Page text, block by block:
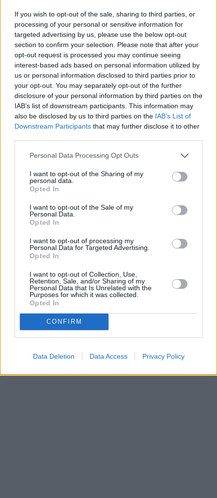
If you wish to opt-out of the sale, sharing to third parties, or
processing of your personal or sensitive information for
targeted advertising by us, please use the below opt-out
section to confirm your selection. Please note that after your
opt-out request is processed you may continue seeing
interest-based ads based on personal information utilized by
us or personal information disclosed to third parties prior to
your opt-out. You may separately opt-out of the further
disclosure of your personal information by third parties on the
IAB’s list of downstream participants. This information may
also be disclosed by us to third parties on the IAB’s List of
Downstream Participants that may further disclose it to other
Personal Data Processing Opt Outs
I want to opt-out of the Sharing of my
personal data.
Opted In
I want to opt-out of the Sale of my
Personal Data.
Opted In
I want to opt-out of processing my
Personal Data for Targeted Advertising.
Opted In
I want to opt-out of Collection, Use,
Retention, Sale, and/or Sharing of my
Personal Data that Is Unrelated with the
Purposes for which it was collected.
Opted In
CONFIRM
Data Deletion Data Access Privacy Policy
Comida en un restaurante
barato
$5,04
Comida en un restaurante barato para 1 persona en Busan.
Comida en un restaurante
medio
$16,20
Comida en un restaurante medio para 1 persona en Busan.
Capuccino $2,94
Refresco o agua
Cerveza (0,5L)
Entrada de cine
Deporte
Abono mensual a un gimnasio $59,67
Salario